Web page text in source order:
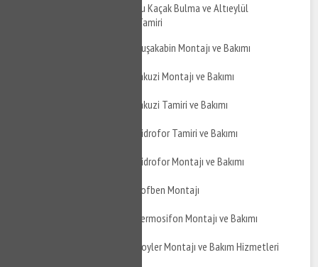
Altıeylül Meryemdere Su Kaçak Bulma ve Altıeylül
Meryemdere Su Kaçak Tamiri
Altıeylül Meryemdere Duşakabin Montajı ve Bakımı
Altıeylül Meryemdere Jakuzi Montajı ve Bakımı
Altıeylül Meryemdere Jakuzi Tamiri ve Bakımı
Altıeylül Meryemdere Hidrofor Tamiri ve Bakımı
Altıeylül Meryemdere Hidrofor Montajı ve Bakımı
Altıeylül Meryemdere Şofben Montajı
Altıeylül Meryemdere Termosifon Montajı ve Bakımı
Altıeylül Meryemdere Boyler Montajı ve Bakım Hizmetleri